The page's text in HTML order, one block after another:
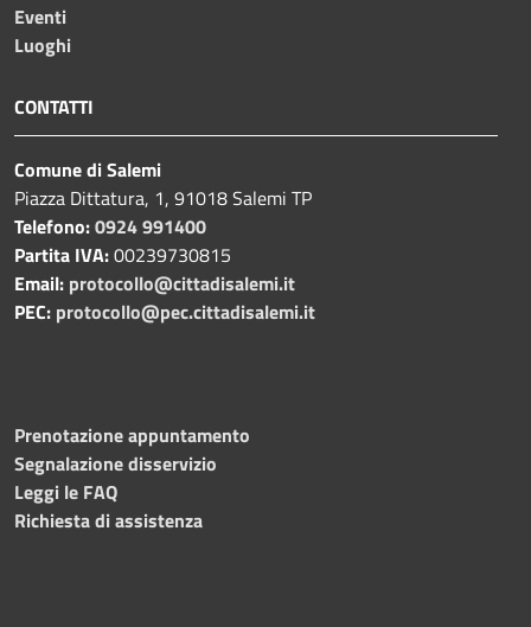
Eventi
Luoghi
CONTATTI
Comune di Salemi
Piazza Dittatura, 1, 91018 Salemi TP
Telefono:0924 991400
Partita IVA:00239730815
Email: protocollo@cittadisalemi.it
PEC: protocollo@pec.cittadisalemi.it
Prenotazione appuntamento
Segnalazione disservizio
Leggi le FAQ
Richiesta di assistenza